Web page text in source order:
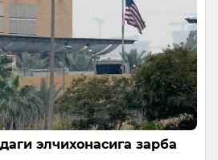
элчихонасига зарба